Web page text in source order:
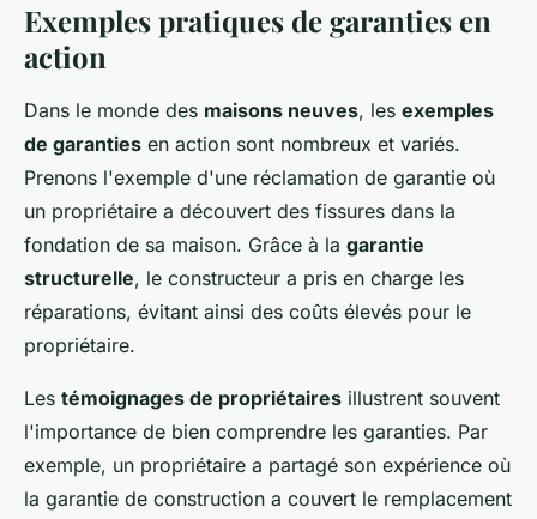
Exemples pratiques de garanties en
action
Dans le monde des maisons neuves, les exemples
de garanties en action sont nombreux et variés.
Prenons l'exemple d'une réclamation de garantie où
un propriétaire a découvert des fissures dans la
fondation de sa maison. Grâce à la garantie
structurelle, le constructeur a pris en charge les
réparations, évitant ainsi des coûts élevés pour le
propriétaire.
Les témoignages de propriétaires illustrent souvent
l'importance de bien comprendre les garanties. Par
exemple, un propriétaire a partagé son expérience où
la garantie de construction a couvert le remplacement